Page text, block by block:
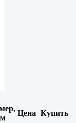
Цена Купить